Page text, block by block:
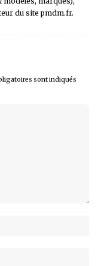
du site pmdm.fr.
sont indiqués